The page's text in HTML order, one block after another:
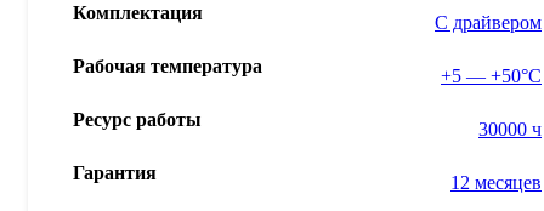
Комплектация С драйвером
Рабочая температура +5 — +50°С
Ресурс работы 30000 ч
Гарантия 12 месяцев